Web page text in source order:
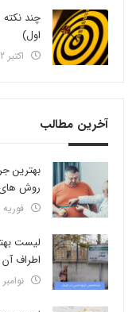
چند
اول)
اکتبر 22, 2024
آخرین مطالب
روش های
فوریه 22, 2026
لیست
اطراف آن
نوامبر 6, 2024